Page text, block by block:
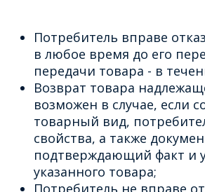
Потребитель вправе
в любое время до его
передачи товара - в
Возврат товара
возможен в случае, если
товарный вид,
свойства, а также
подтверждающий факт и
указанного товара;
Потребитель не вправе